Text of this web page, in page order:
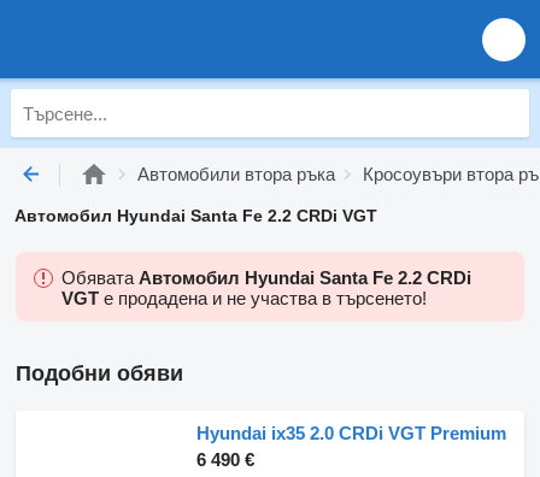
Автомобили втора ръка Кросоувъри втора
Автомобил Hyundai Santa Fe 2.2 CRDi VGT
Обявата Автомобил Hyundai Santa Fe 2.2 CRDi
VGT е продадена и не участва в търсенето!
Подобни обяви
Hyundai ix35 2.0 CRDi VGT Premium
6 490 €